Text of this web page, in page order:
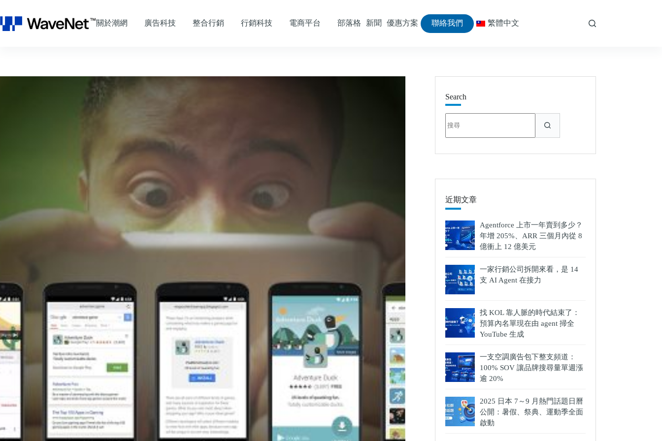
至
主
關於潮網 廣告科技 整合行銷 行銷科技 電商平台 部落格 新聞 優惠方案 聯絡我們 繁體中文
Search
不
到
件
結
果
近期文章
Agentforce 上市一年賣到多少？
年增 205%、ARR 三個月內從 8
億衝上 12 億美元
一家行銷公司拆開來看，是 14
支 AI Agent 在接力
找 KOL 靠人脈的時代結束了：
預算內名單現在由 agent 掃全
YouTube 生成
一支空調廣告包下整支頻道：
100% SOV 讓品牌搜尋量單週漲
逾 20%
2025 日本 7～9 月熱門話題日曆
公開：暑假、祭典、運動季全面
啟動